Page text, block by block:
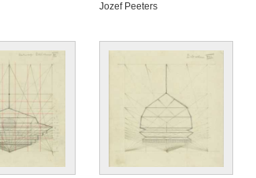
Jozef Peeters